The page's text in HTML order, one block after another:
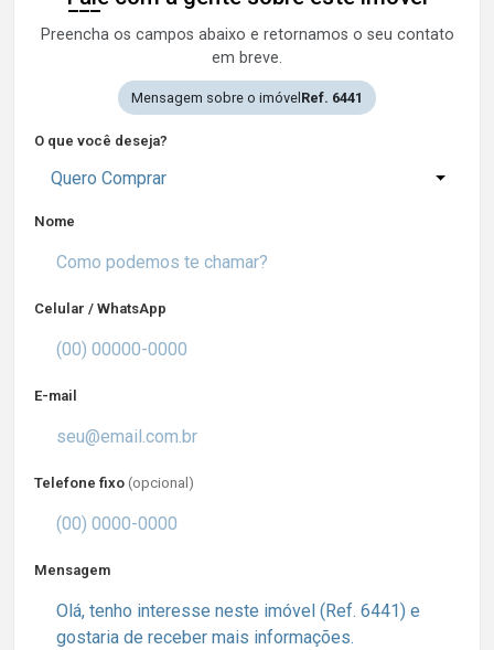
Preencha os campos abaixo e retornamos o seu contato
em breve.
Mensagem sobre o imóvel Ref. 6441
O que você deseja?
Quero Comprar
Nome
Celular / WhatsApp
E-mail
Telefone fixo (opcional)
Mensagem